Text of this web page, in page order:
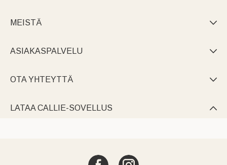
MEISTÄ 
ASIAKASPALVELU 
OTA YHTEYTTÄ 
LATAA CALLIE-SOVELLUS 